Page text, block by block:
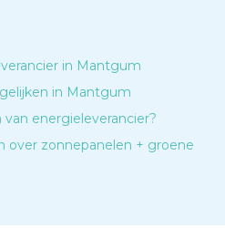
in Mantgum
in Mantgum
energieleverancier?
over zonnepanelen + groene